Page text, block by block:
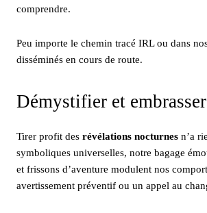
comprendre.
Peu importe le chemin tracé IRL ou dans
disséminés en cours de route.
Démystifier et
Tirer profit des révélations nocturnes n’a
symboliques universelles, notre bagage
et frissons d’aventure modulent nos
avertissement préventif ou un appel au